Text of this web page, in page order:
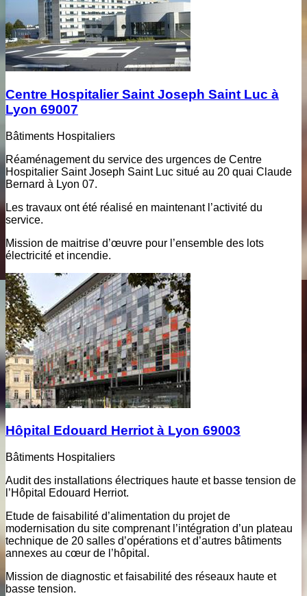
Centre Hospitalier Saint Joseph Saint Luc à
Lyon 69007
Bâtiments Hospitaliers
Réaménagement du service des urgences de Centre
Hospitalier Saint Joseph Saint Luc situé au 20 quai Claude
Bernard à Lyon 07.
Les travaux ont été réalisé en maintenant l’activité du
service.
Mission de maitrise d’œuvre pour l’ensemble des lots
électricité et incendie.
Hôpital Edouard Herriot à Lyon 69003
Bâtiments Hospitaliers
Audit des installations électriques haute et basse tension de
l’Hôpital Edouard Herriot.
Etude de faisabilité d’alimentation du projet de
modernisation du site comprenant l’intégration d’un plateau
technique de 20 salles d’opérations et d’autres bâtiments
annexes au cœur de l’hôpital.
Mission de diagnostic et faisabilité des réseaux haute et
basse tension.